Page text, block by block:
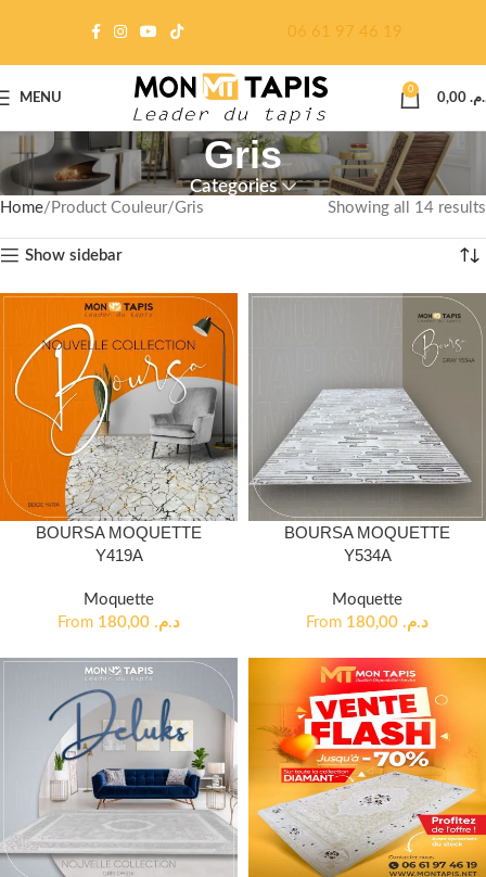
06 61 97 46 19
MENU
0
Gris
Categories
Home Product Couleur Gris Showing all 14 results
Show sidebar
BOURSA MOQUETTE
Y419A
Moquette
From
د.م.
BOURSA MOQUETTE
Y534A
Moquette
From
د.م.